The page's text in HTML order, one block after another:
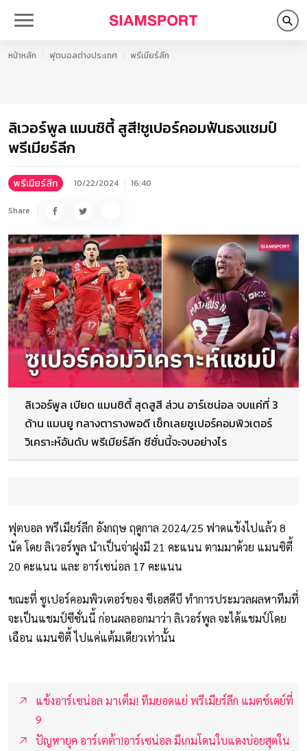
หน้าหลัก ฟุตบอลต่างประเทศ พรีเมียร์ลีก
ลิเวอร์พูล แมนซิตี้ สูสี!ซูเปอร์คอมฟันธงแชมป์
พรีเมียร์ลีก
พรีเมียร์ลีก 10/22/2024 16:40
Share
ลิเวอร์พูล เบียด แมนซิตี้ สุดสูสี ส่วน อาร์เซน่อล จบแค่ที่ 3
ด้าน แมนยู กลางตารางพอดี เช็กเลยซูเปอร์คอมพิวเตอร์
วิเคราะห์อันดับ พรีเมียร์ลีก ซีซั่นนี้จะจบอย่างไร
ฟุตบอล พรีเมียร์ลีก อังกฤษ ฤดูกาล 2024/25 ฟาดแข้งไปแล้ว 8
นัด โดย ลิเวอร์พูล นำเป็นจ่าฝูงมี 21 คะแนน ตามมาด้วย แมนซิตี้
20 คะแนน และ อาร์เซน่อล 17 คะแนน
ขณะที่ ซูเปอร์คอมพิวเตอร์ของ ซีเอสดีบี ทำการประมวลผลหาทีมที่
จะเป็นแชมป์ซีซั่นนี้ ก่อนผลออกมาว่า ลิเวอร์พูล จะได้แชมป์โดย
เฉือน แมนซิตี้ ไปแค่แต้มเดียวเท่านั้น
แข้งอาร์เซน่อล มาเต็ม! ทีมยอดแย่ พรีเมียร์ลีก แมตช์เดย์ที่
9
ปัญหายุค อาร์เตต้า!อาร์เซน่อล มีเกมโดนใบแดงบ่อยสุดใน